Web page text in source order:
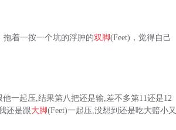
拖着一按一个坑的浮肿的双脚(Feet)，觉得自己
一起压,结果第八把还是输,差不多第11还是12
还是跟大脚(Feet)一起压,没想到还是吃大赔小又